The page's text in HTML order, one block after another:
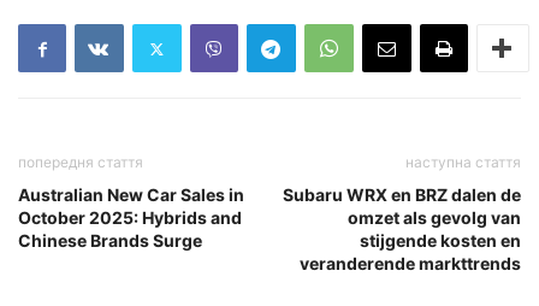
попередня стаття
Australian New Car Sales in
October 2025: Hybrids and
Chinese Brands Surge
наступна стаття
Subaru WRX en BRZ dalen de
omzet als gevolg van
stijgende kosten en
veranderende markttrends